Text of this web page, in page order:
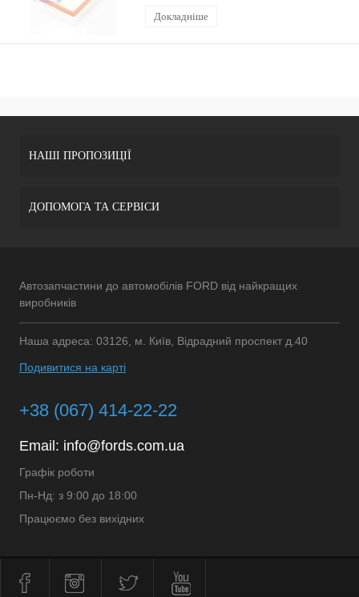
Докладніше
НАШІ ПРОПОЗИЦІЇ
ДОПОМОГА ТА СЕРВІСИ
Автозапчастини до автомобілів FORD від найкращих
виробників
Наша адреса: 03126, м. Київ, Відрадний проспект д.40
Подивитися на карті
+38 (067) 414-22-22
Email: info@fords.com.ua
Графік роботи
Пн-Нд: з 9:00 до 18:00
Працюємо без вихідних